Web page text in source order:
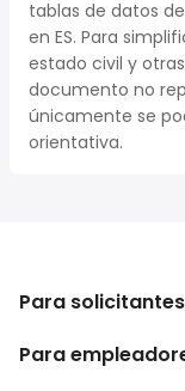
tablas de datos
en ES. Para
estado civil y
documento no
únicamente se
orientativa.
Para
Buscador de
Para